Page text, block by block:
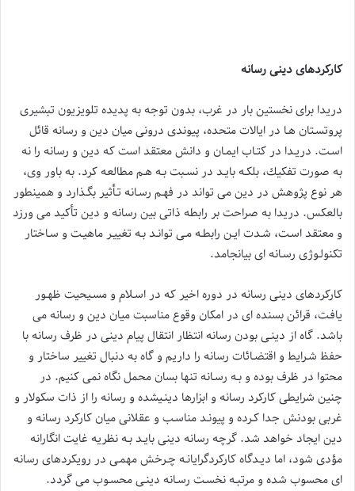
کارکردهای دینی رسانه
دریدا برای نخستین بار در غرب، بدون توجه به پدیده تلویزیون تبشیری
پروتسـتان هـا در ایالات متحده، پیوندی درونی میان دین و رسانه قائل
اسـت. دریـدا در كتـاب ایمـان و دانش معتقد است كه دین و رسانه را نه
به صورت تفكیك، بلكـه بایـد در نسـبت بـه هـم مطالعه كرد. به باور وی،
هر نوع پژوهش در دین می تواند در فهـم رسـانه تـأثیر بگـذارد و همینطور
بالعكس. دریدا به صراحت بر رابطه ذاتی بین رسانه و دین تأكید می ورزد
و معتقد اسـت، شـدت ایـن رابطـه مـی توانـد بـه تغییـر ماهیـت و سـاختار
تكنولـوژی رسـانه ای بیانجامد.
كاركردهای دینی رسانه در دوره اخیر كه در اسـلام و مسـیحیت ظهـور
یافـت، قرائن بسنده ای در امكان وقوع مناسبت میان دین و رسانه می
باشد. گاه از دینـی بودن رسانه انتظار انتقال پیام دینی در ظرف رسانه با
حفظ شـرایط و اقتضـائات رسانه را داریم و گاه به دنبال تغییر ساختار و
محتوا در ظرف بوده و بـه رسـانه تنها بسان محمل نگاه نمی كنیم. در
چنین شرایطی كاركرد رسانه و ابزارها دینـیشده و رسانه را از ذات سكولار و
غربی بودنش جدا كـرده و پیونـد مناسـب و عقلانی میان كاركرد رسانه و
دین ایجاد خواهد شد. گرچه رسانه دینی بایـد بـه نظریه غایت انگارانه
مؤدی شود، اما دیـدگاه كاركردگرایانـه چـرخش مهمـی در رویكردهای رسانه
ای محسوب شده و مرتبـه نخسـت رسـانه دینـی محسـوب می گردد.